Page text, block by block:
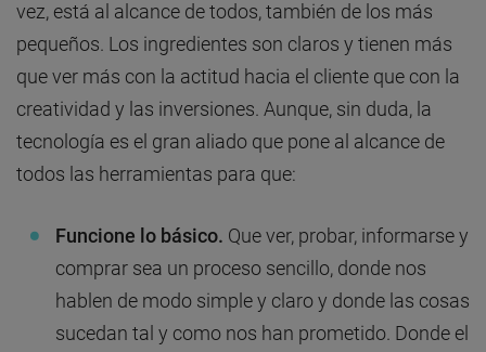
vez, está al alcance de todos, también de los más
pequeños. Los ingredientes son claros y tienen más
que ver más con la actitud hacia el cliente que con la
creatividad y las inversiones. Aunque, sin duda, la
tecnología es el gran aliado que pone al alcance de
todos las herramientas para que:
Funcione lo básico. Que ver, probar, informarse y
comprar sea un proceso sencillo, donde nos
hablen de modo simple y claro y donde las cosas
sucedan tal y como nos han prometido. Donde el